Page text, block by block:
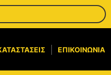
ΕΠΙΚΟΙΝΩΝΊΑ